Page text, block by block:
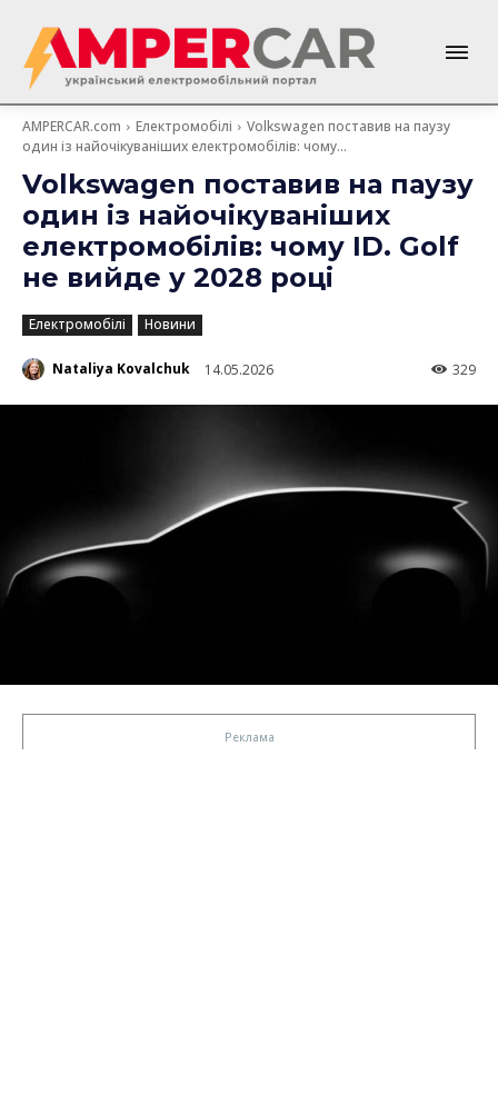
AMPERCAR.com Електромобілі
Volkswagen поставив на паузу
один із найочікуваніших електромобілів: чому...
Volkswagen поставив на паузу
один із найочікуваніших
електромобілів: чому ID. Golf
не вийде у 2028 році
Електромобілі Новини
Nataliya Kovalchuk 14.05.2026 329